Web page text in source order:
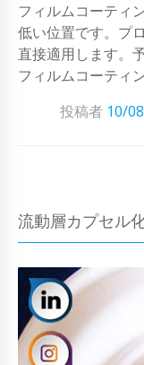
フィルムコーティ
低い位置です。プ
直接適用します。
フィルムコーティ
投稿者 10/
流動層カプセル